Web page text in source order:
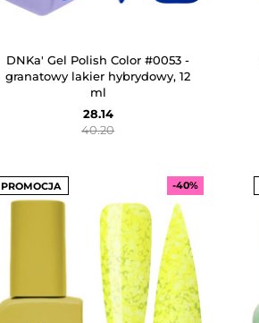
DNKa' Gel Polish Color #0053 -
granatowy lakier hybrydowy, 12
ml
28.14
40.20
PROMOCJA -40%